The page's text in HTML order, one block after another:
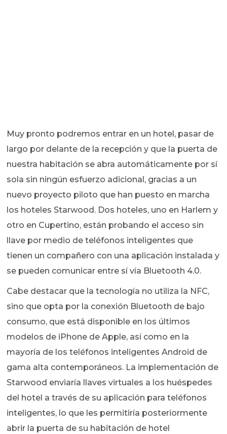
Muy pronto podremos entrar en un hotel, pasar de
largo por delante de la recepción y que la puerta de
nuestra habitación se abra automáticamente por sí
sola sin ningún esfuerzo adicional, gracias a un
nuevo proyecto piloto que han puesto en marcha
los hoteles Starwood. Dos hoteles, uno en Harlem y
otro en Cupertino, están probando el acceso sin
llave por medio de teléfonos inteligentes que
tienen un compañero con una aplicación instalada y
se pueden comunicar entre sí vía Bluetooth 4.0.
Cabe destacar que la tecnología no utiliza la NFC,
sino que opta por la conexión Bluetooth de bajo
consumo, que está disponible en los últimos
modelos de iPhone de Apple, así como en la
mayoría de los teléfonos inteligentes Android de
gama alta contemporáneos. La implementación de
Starwood enviaría llaves virtuales a los huéspedes
del hotel a través de su aplicación para teléfonos
inteligentes, lo que les permitiría posteriormente
abrir la puerta de su habitación de hotel